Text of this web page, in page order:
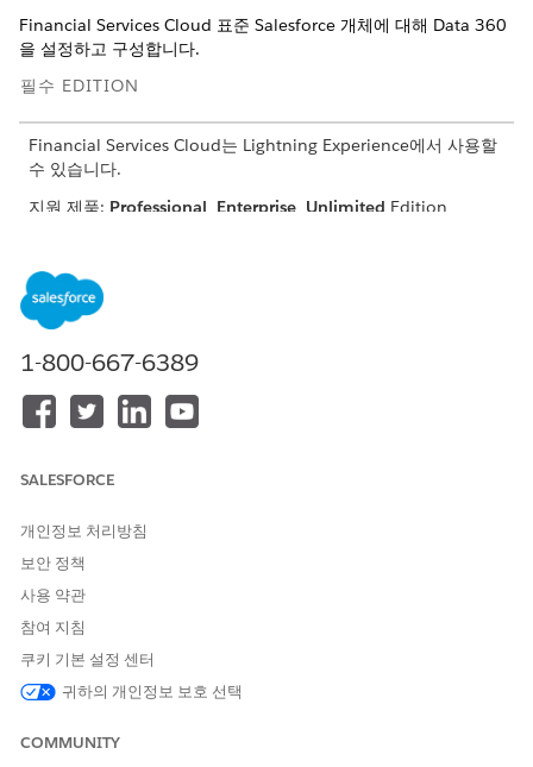
Financial Services Cloud 표준 Salesforce 개체에 대해 Data 360
을 설정하고 구성합니다.
필수 EDITION
Financial Services Cloud는 Lightning Experience에서 사용할
수 있습니다.
지원 제품: Professional Enterprise Unlimited Edition
터 키트 배포
Salesforce 조직에서 패키지 관리자를 사용하여
데이터 키트를 게시합니다.
표준 개체용 Salesforce Data 360에 외부 데이터 소스 연결
트랜잭션 데이터를Data 360
를 Data 360에 연결합니다.
데이터 키트의 구성 요소를 설정하고 구성합니다.
Data 360을 사용하여 고객 인사이트 계산
대한 다차원 메트릭을 정의하고 계산합니다. 프로필, 세그먼트,
집단 수준에서 메트릭을 만들 수 있습니다.
1-800-667-6389
SALESFORCE
개인정보 처리방침
보안 정책
사용 약관
참여 지침
쿠키 기본 설정 센터
귀하의 개인정보 보호 선택
COMMUNITY